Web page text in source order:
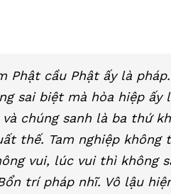
Phật cầu Phật ấy là
sai biệt mà hòa hiệp
chúng sanh là ba thứ
thế. Tam nghiệp không
vui, lúc vui thì không
trí pháp nhĩ. Vô lậu